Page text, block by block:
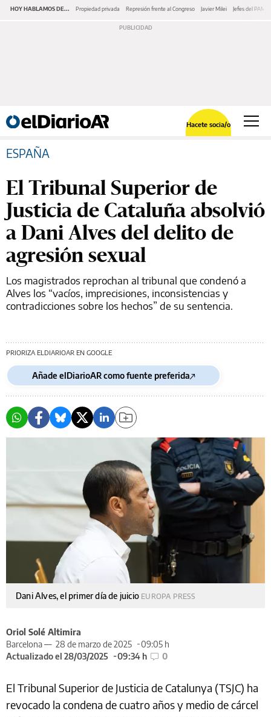
HOY HABLAMOS DE... Propiedad privada Represión frente al Congreso Javier Milei Jefes del PAMI
Hacete socia/o
ESPAÑA
El Tribunal Superior de
Justicia de Cataluña absolvió
a Dani Alves del delito de
agresión sexual
Los magistrados reprochan al tribunal que condenó a
Alves los “vacíos, imprecisiones, inconsistencias y
contradicciones sobre los hechos” de su sentencia.
PRIORIZA ELDIARIOAR EN GOOGLE
Añade elDiarioAR como fuente preferida
Dani Alves, el primer día de juicio EUROPA PRESS
Oriol Solé Altimira
Barcelona — 28 de marzo de 2025
09:05 h
Actualizado el 28/03/2025
09:34 h 0
El Tribunal Superior de Justicia de Catalunya (TSJC) ha
revocado la condena de cuatro años y medio de cárcel